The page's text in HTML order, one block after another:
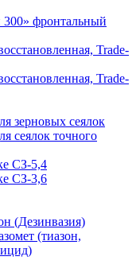
фронтальный
Trade-
Trade-
зерновых сеялок
сеялок точного
СЗ-5,4
СЗ-3,6
(Дезинвазия)
(тиазон,